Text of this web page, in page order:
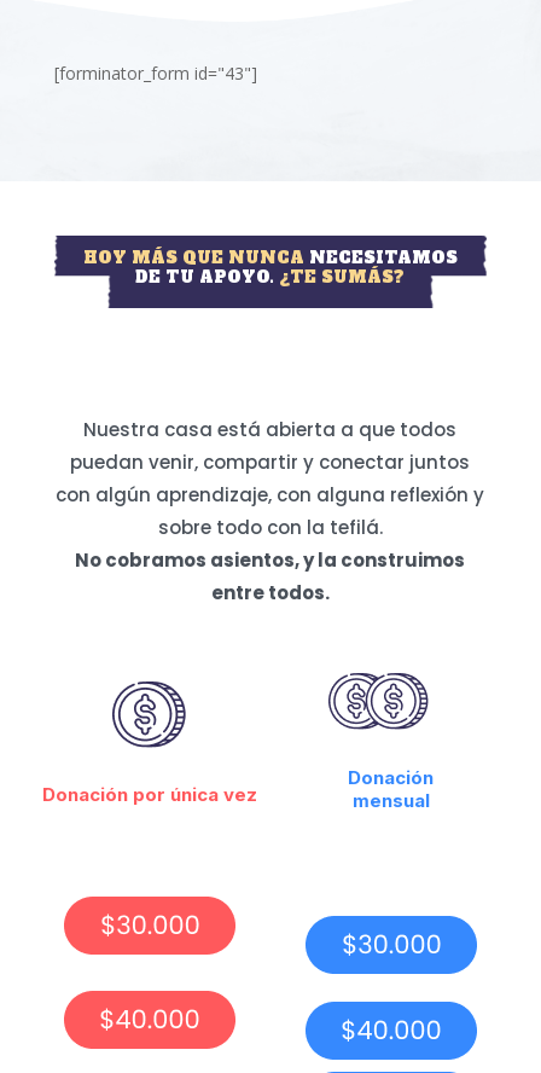
[forminator_form id="43"]
HOY MÁS QUE NUNCA NECESITAMOS
DE TU APOYO. ¿TE SUMÁS?
Nuestra casa está abierta a que todos
puedan venir, compartir y conectar juntos
con algún aprendizaje, con alguna reflexión y
sobre todo con la tefilá.
No cobramos asientos, y la construimos
entre todos.
Donación por única vez
Donación
mensual